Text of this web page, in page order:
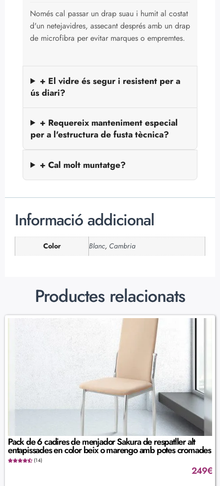
Només cal passar un drap suau i humit al costat
d'un netejavidres, assecant després amb un drap
de microfibra per evitar marques o empremtes.
+ El vidre és segur i resistent per a
ús diari?
+ Requereix manteniment especial
per a l'estructura de fusta tècnica?
+ Cal molt muntatge?
Informació addicional
Color Blanc, Cambria
Productes relacionats
Pack de 6 cadires de menjador Sakura de respatller alt
entapissades en color beix o marengo amb potes cromades
(14)
249€